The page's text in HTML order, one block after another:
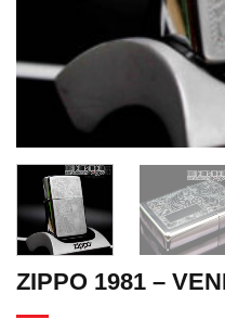
ZIPPO 1981 –